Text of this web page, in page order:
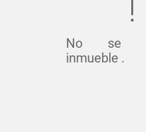
No se
inmueble .